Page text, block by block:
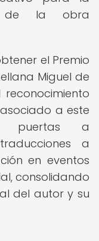
de la obra
el Premio
Miguel de
a este
puertas a
a
en eventos
consolidando
del autor y su